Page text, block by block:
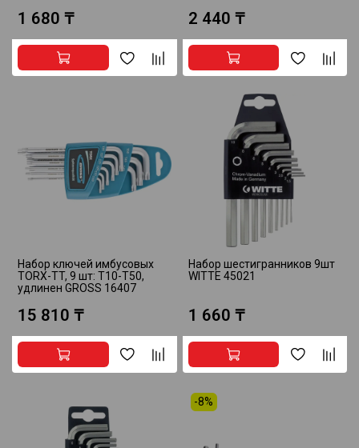
1 680 ₸ 2 440 ₸
Набор ключей имбусовых
TORX-TT, 9 шт: T10-T50,
удлинен GROSS 16407
15 810 ₸
Набор шестигранников 9шт
WITTE 45021
1 660 ₸
-8%